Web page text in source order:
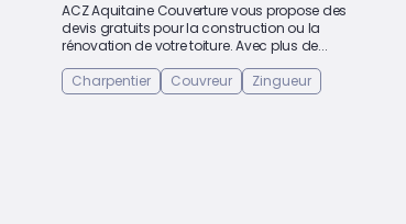
ACZ Aquitaine Couverture vous propose des
devis gratuits pour la construction ou la
rénovation de votre toiture. Avec plus de...
Charpentier
Couvreur Zingueur